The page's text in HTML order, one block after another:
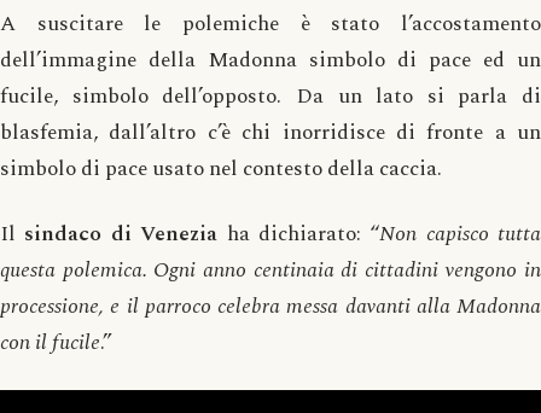
A suscitare le polemiche è stato l’accostamento
dell’immagine della Madonna simbolo di pace ed un
fucile, simbolo dell’opposto. Da un lato si parla di
blasfemia, dall’altro c’è chi inorridisce di fronte a un
simbolo di pace usato nel contesto della caccia.
Il sindaco di Venezia ha dichiarato: “Non capisco tutta
questa polemica. Ogni anno centinaia di cittadini vengono in
processione, e il parroco celebra messa davanti alla Madonna
con il fucile.”